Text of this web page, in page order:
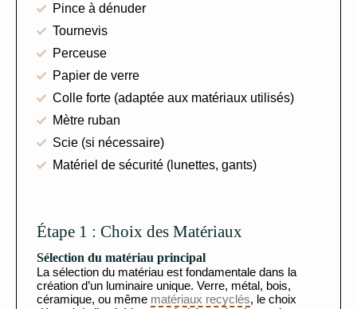
Pince à dénuder
Tournevis
Perceuse
Papier de verre
Colle forte (adaptée aux matériaux utilisés)
Mètre ruban
Scie (si nécessaire)
Matériel de sécurité (lunettes, gants)
Étape 1 : Choix des Matériaux
Sélection du matériau principal
La sélection du matériau est fondamentale dans la
création d’un luminaire unique. Verre, métal, bois,
céramique, ou même matériaux recyclés, le choix